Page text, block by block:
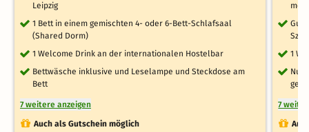
Leipzig
1 Bett in einem gemischten 4- oder 6-Bett-Schlafsaal
(Shared Dorm)
1 Welcome Drink an der internationalen Hostelbar
Bettwäsche inklusive und Leselampe und Steckdose am
Bett
7 weitere anzeigen
Auch als Gutschein möglich
1
7